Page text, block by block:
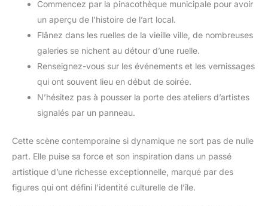
Commencez par la pinacothèque municipale pour avoir
un aperçu de l’histoire de l’art local.
Flânez dans les ruelles de la vieille ville, de nombreuses
galeries se nichent au détour d’une ruelle.
Renseignez-vous sur les événements et les vernissages
qui ont souvent lieu en début de soirée.
N’hésitez pas à pousser la porte des ateliers d’artistes
signalés par un panneau.
Cette scène contemporaine si dynamique ne sort pas de nulle
part. Elle puise sa force et son inspiration dans un passé
artistique d’une richesse exceptionnelle, marqué par des
figures qui ont défini l’identité culturelle de l’île.